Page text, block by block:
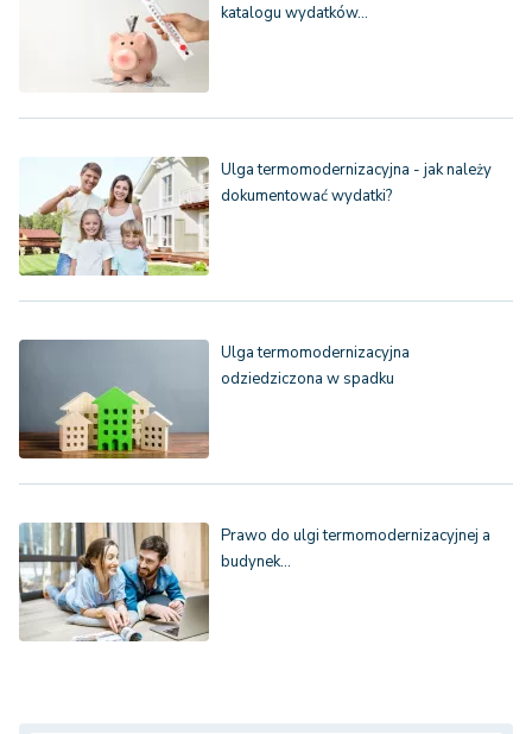
katalogu wydatków…
Ulga termomodernizacyjna - jak należy
dokumentować wydatki?
Ulga termomodernizacyjna
odziedziczona w spadku
Prawo do ulgi termomodernizacyjnej a
budynek…